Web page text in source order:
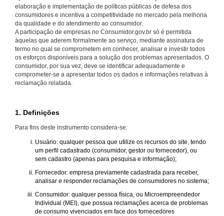
elaboração e implementação de políticas públicas de defesa dos
consumidores e incentiva a competitividade no mercado pela melhoria
da qualidade e do atendimento ao consumidor.
A participação de empresas no Consumidor.gov.br só é permitida
àquelas que aderem formalmente ao serviço, mediante assinatura de
termo no qual se comprometem em conhecer, analisar e investir todos
os esforços disponíveis para a solução dos problemas apresentados. O
consumidor, por sua vez, deve se identificar adequadamente e
comprometer-se a apresentar todos os dados e informações relativas à
reclamação relatada.
1. Definições
Para fins deste instrumento considera-se:
Usuário: qualquer pessoa que utilize os recursos do site, tendo
um perfil cadastrado (consumidor, gestor ou fornecedor), ou
sem cadastro (apenas para pesquisa e informação);
Fornecedor: empresa previamente cadastrada para receber,
analisar e responder reclamações de consumidores no sistema;
Consumidor: qualquer pessoa física, ou Microempreendedor
Individual (MEI), que possua reclamações acerca de problemas
de consumo vivenciados em face dos fornecedores